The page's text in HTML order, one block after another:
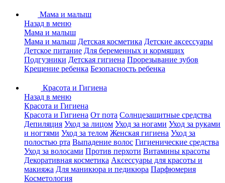
Мама и малыш
Назад в меню
Мама и малыш
Мама и малыш Детская косметика Детские аксессуары
Детское питание Для беременных и кормящих
Подгузники Детская гигиена Прорезывание зубов
Крещение ребенка Безопасность ребенка
Красота и Гигиена
Назад в меню
Красота и Гигиена
Красота и Гигиена От пота Солнцезащитные средства
Депиляция Уход за лицом Уход за ногами Уход за руками
и ногтями Уход за телом Женская гигиена Уход за
полостью рта Выпадение волос Гигиенические средства
Уход за волосами Против перхоти Витамины красоты
Декоративная косметика Аксессуары для красоты и
макияжа Для маникюра и педикюра Парфюмерия
Косметология